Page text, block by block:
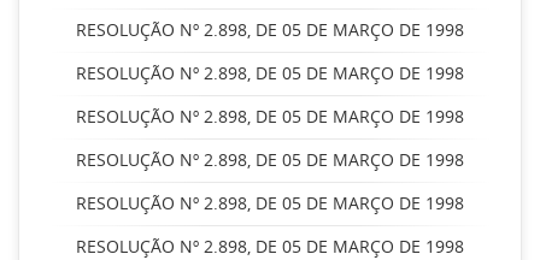
RESOLUÇÃO Nº 2.898, DE 05 DE MARÇO DE 1998
RESOLUÇÃO Nº 2.898, DE 05 DE MARÇO DE 1998
RESOLUÇÃO Nº 2.898, DE 05 DE MARÇO DE 1998
RESOLUÇÃO Nº 2.898, DE 05 DE MARÇO DE 1998
RESOLUÇÃO Nº 2.898, DE 05 DE MARÇO DE 1998
RESOLUÇÃO Nº 2.898, DE 05 DE MARÇO DE 1998